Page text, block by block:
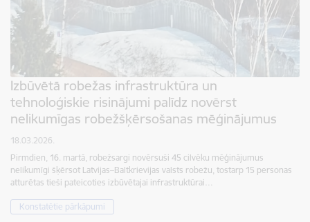
Izbūvētā robežas infrastruktūra un
tehnoloģiskie risinājumi palīdz novērst
nelikumīgas robežšķērsošanas mēģinājumus
18.03.2026.
Pirmdien, 16. martā, robežsargi novērsuši 45 cilvēku mēģinājumus
nelikumīgi šķērsot Latvijas–Baltkrievijas valsts robežu, tostarp 15 personas
atturētas tieši pateicoties izbūvētajai infrastruktūrai…
Konstatētie pārkāpumi